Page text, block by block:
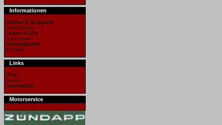
Informationen
Wideruf & Rückgabe
Datenschutz
Unsere AGB's
Impressum
Versandkosten
Kontakt
Links
Chat
Forum
Gaestebuch
Motorservice